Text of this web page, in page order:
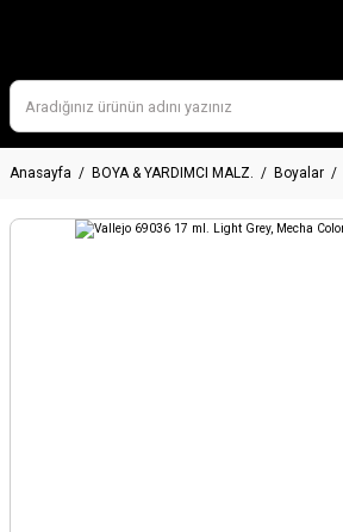
Anasayfa BOYA & YARDIMCI MALZ. Boyalar